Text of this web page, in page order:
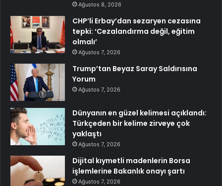
Ağustos 8, 2026
CHP’li Erbay’dan sezaryen cezasına
tepki: ‘Cezalandırma değil, eğitim
olmalı’
Ağustos 7, 2026
Trump’tan Beyaz Saray Saldırısına
Yorum
Ağustos 7, 2026
Dünyanın en güzel kelimesi açıklandı:
Türkçeden bir kelime zirveye çok
yaklaştı
Ağustos 7, 2026
Dijital kıymetli madenlerin Borsa
işlemlerine Bakanlık onayı şartı
Ağustos 7, 2026